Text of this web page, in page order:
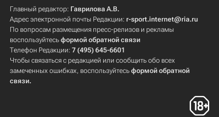
Главный редактор: Гаврилова А.В.
Адрес электронной почты Редакции: r-sport.internet@ria.ru
По вопросам размещения пресс-релизов и рекламы
воспользуйтесьформой обратной связи
Телефон Редакции: 7 (495) 645-6601
Чтобы связаться с редакцией или сообщить обо всех
замеченных ошибках, воспользуйтесьформой обратной
связи.